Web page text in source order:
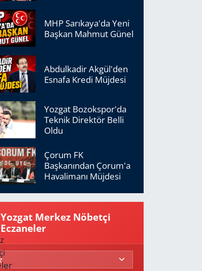
MHP Sarıkaya'da Yeni
Başkan Mahmut Günel
Abdulkadir Akgül'den
Esnafa Kredi Müjdesi
Yozgat Bozokspor'da
Teknik Direktör Belli
Oldu
Çorum FK
Başkanından Çorum'a
Havalimanı Müjdesi
Yozgat Merkez Nöbetçi
Eczaneler